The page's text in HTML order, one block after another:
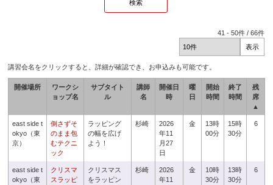
41 -50件 /66件
講習会名をクリックすると、詳細が確認でき、お申込みも可能です。
開催場所
ワークシ
ョップ名
サブタイト
ル
講師
名
開催日
時
曜
日
開始
時間
終了
時間
残
席
▲
east side t
okyo（東
京）
倒さずそ
のまま包
むテクニ
ック
ラッピング
の幅を広げ
よう！
杉崎
2026
年11
月27
日
金
13時
00分
15時
30分
6
east side t
okyo（東
クリスマ
スラッピ
クリスマス
をラッピン
杉崎
2026
年11
金
10時
30分
13時
30分
6